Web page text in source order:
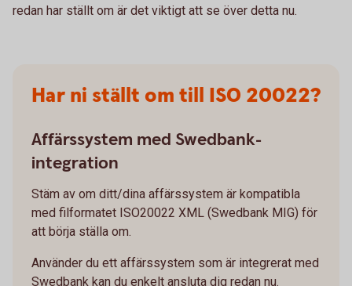
redan har ställt om är det viktigt att se över detta nu.
Har ni ställt om till ISO 20022?
Affärssystem med Swedbank-
integration
Stäm av om ditt/dina affärssystem är kompatibla
med filformatet ISO20022 XML (Swedbank MIG) för
att börja ställa om.
Använder du ett affärssystem som är integrerat med
Swedbank kan du enkelt ansluta dig redan nu.